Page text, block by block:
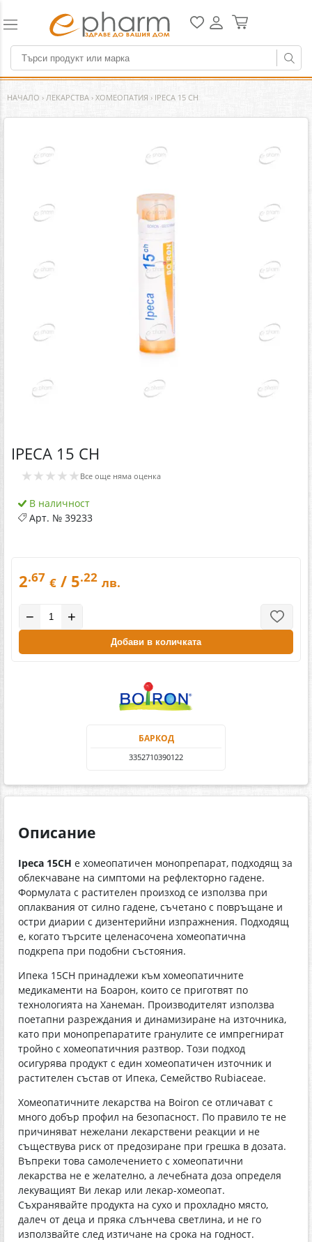
НАЧАЛО › ЛЕКАРСТВА › ХОМЕОПАТИЯ › IPECA 15 CH
IPECA 15 CH
★★★★★ Все още няма оценка
В наличност
Арт. № 39233
2.67 € / 5.22 лв.
− +
Добави в количката
БАРКОД
3352710390122
Описание
Ipeca 15СН е хомеопатичен монопрепарат, подходящ за
облекчаване на симптоми на рефлекторно гадене.
Формулата с растителен произход се използва при
оплаквания от силно гадене, съчетано с повръщане и
остри диарии с дизентерийни изпражнения. Подходящ
е, когато търсите целенасочена хомеопатична
подкрепа при подобни състояния.
Ипека 15СН принадлежи към хомеопатичните
медикаменти на Боарон, които се приготвят по
технологията на Ханеман. Производителят използва
поетапни разреждания и динамизиране на източника,
като при монопрепаратите гранулите се импрегнират
тройно с хомеопатичния разтвор. Този подход
осигурява продукт с един хомеопатичен източник и
растителен състав от Ипека, Семейство Rubiaceae.
Хомеопатичните лекарства на Boiron се отличават с
много добър профил на безопасност. По правило те не
причиняват нежелани лекарствени реакции и не
съществува риск от предозиране при грешка в дозата.
Въпреки това самолечението с хомеопатични
лекарства не е желателно, а лечебната доза определя
лекуващият Ви лекар или лекар-хомеопат.
Съхранявайте продукта на сухо и прохладно място,
далеч от деца и пряка слънчева светлина, и не го
използвайте след изтичане на срока на годност.